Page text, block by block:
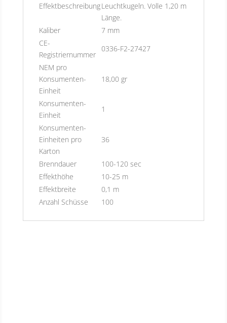
EffektbeschreibungLeuchtkugeln. Volle 1,20 m
Länge.
Kaliber
7 mm
CE-
Registriernummer
0336-F2-27427
NEM pro
Konsumenten-
Einheit
18,00 gr
Konsumenten-
Einheit
1
Konsumenten-
Einheiten pro
Karton
36
Brenndauer
100-120 sec
Effekthöhe
10-25 m
Effektbreite
0,1 m
Anzahl Schüsse
100